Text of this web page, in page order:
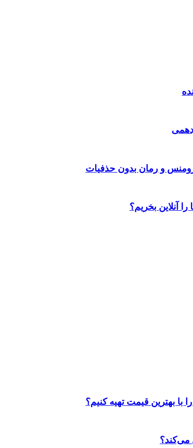
آنلاین بخریم؟
با بهترین قیمت تهیه کنیم؟
می‌کند؟